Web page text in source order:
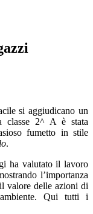
si aggiudicano un
classe 2^ A è stata
fumetto in stile
.
ha valutato il lavoro
l’importanza
valore delle azioni di
Qui tutti i